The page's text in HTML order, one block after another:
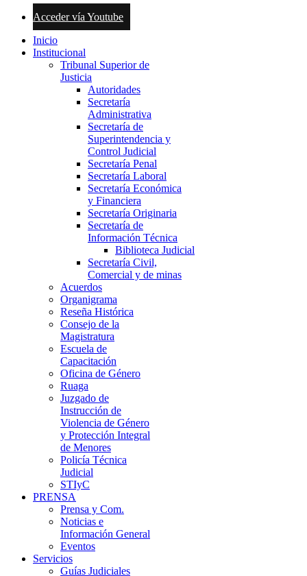
Acceder vía Youtube
Inicio
Institucional
Tribunal Superior de
Justicia
Autoridades
Secretaría
Administrativa
Secretaría de
Superintendencia y
Control Judicial
Secretaría Penal
Secretaría Laboral
Secretaría Económica
y Financiera
Secretaría Originaria
Secretaría de
Información Técnica
Biblioteca Judicial
Secretaría Civil,
Comercial y de minas
Acuerdos
Organigrama
Reseña Histórica
Consejo de la
Magistratura
Escuela de
Capacitación
Oficina de Género
Ruaga
Juzgado de
Instrucción de
Violencia de Género
y Protección Integral
de Menores
Policía Técnica
Judicial
STIyC
PRENSA
Prensa y Com.
Noticias e
Información General
Eventos
Servicios
Guías Judiciales